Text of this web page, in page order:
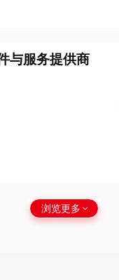
与服务提供商
浏览更多